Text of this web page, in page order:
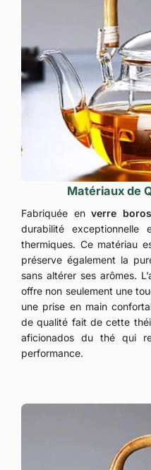
Matériaux de
Fabriquée enverre
durabilité
thermiques. Ce matériau
préserve également la
sans altérer ses arômes.
offre non seulement une
une prise en main
de qualité fait de cette
aficionados du thé qui
performance.